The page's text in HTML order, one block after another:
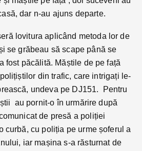
dar n-au ajuns departe.
lovitura aplicând metoda lor de
se grăbeau să scape până se
fost păcălită. Măștile de pe față
din trafic, care intrigați le-
undeva pe DJ151. Pentru
au pornit-o în urmărire după
de presă a poliției
curbă, cu poliția pe urme șoferul a
iar mașina s-a răsturnat de